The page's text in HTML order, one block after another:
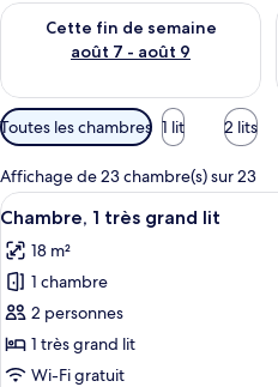
Cette fin de semaine
août 7 - août 9
Vérifier la disponibilité pour
Filtres
disponibles
pour
les
chambres
Toutes les chambres 1 lit 2 lits
Affichage de 23 chambre(s) sur 23
Afficher
toutes
les
photos
pour
ce
type
10
Chambre, 1 très grand lit
18 m²
1 chambre
2 personnes
1 très grand lit
Wi-Fi gratuit